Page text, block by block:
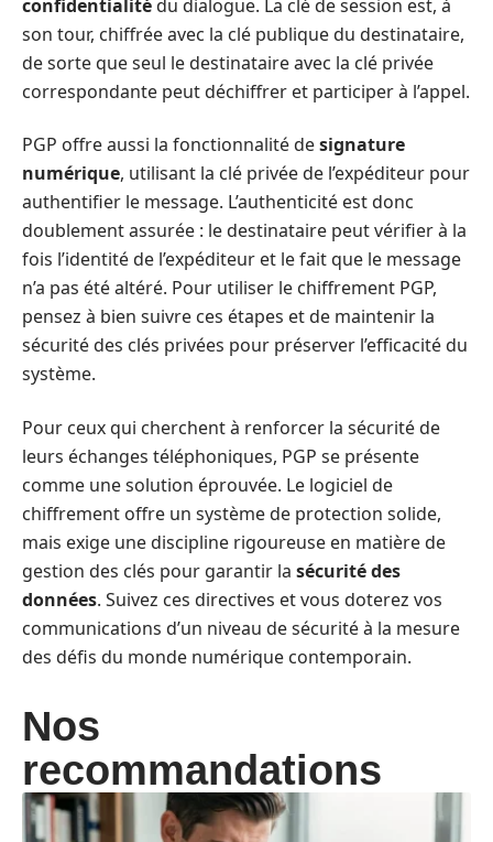
confidentialitédu dialogue. La clé de session est, à
son tour, chiffrée avec la clé publique du destinataire,
de sorte que seul le destinataire avec la clé privée
correspondante peut déchiffrer et participer à l’appel.
PGP offre aussi la fonctionnalité designature
numérique, utilisant la clé privée de l’expéditeur pour
authentifier le message. L’authenticité est donc
doublement assurée : le destinataire peut vérifier à la
fois l’identité de l’expéditeur et le fait que le message
n’a pas été altéré. Pour utiliser le chiffrement PGP,
pensez à bien suivre ces étapes et de maintenir la
sécurité des clés privées pour préserver l’efficacité du
système.
Pour ceux qui cherchent à renforcer la sécurité de
leurs échanges téléphoniques, PGP se présente
comme une solution éprouvée. Le logiciel de
chiffrement offre un système de protection solide,
mais exige une discipline rigoureuse en matière de
gestion des clés pour garantir la sécurité des
données. Suivez ces directives et vous doterez vos
communications d’un niveau de sécurité à la mesure
des défis du monde numérique contemporain.
Nos
recommandations